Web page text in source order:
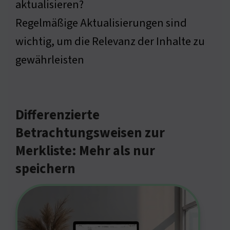
aktualisieren?
Regelmäßige Aktualisierungen sind
wichtig, um die Relevanz der Inhalte zu
gewährleisten
Differenzierte
Betrachtungsweisen zur
Merkliste: Mehr als nur
speichern